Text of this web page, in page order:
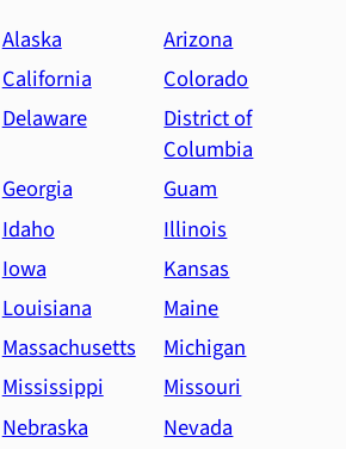
Alaska
Arizona
California
Colorado
Delaware
District of
Columbia
Georgia
Guam
Idaho
Illinois
Iowa
Kansas
Louisiana
Maine
Massachusetts
Michigan
Mississippi
Missouri
Nebraska
Nevada